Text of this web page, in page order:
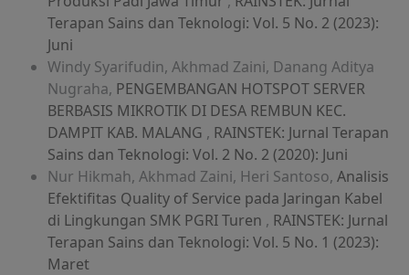
Terapan Sains dan Teknologi: Vol. 5 No. 2 (2023):
Juni
Windy Syarifudin, Akhmad Zaini, Danang Aditya
Nugraha, PENGEMBANGAN HOTSPOT SERVER
BERBASIS MIKROTIK DI DESA REMBUN KEC.
DAMPIT KAB. MALANG , RAINSTEK: Jurnal Terapan
Sains dan Teknologi: Vol. 2 No. 2 (2020): Juni
Nur Hikmah, Akhmad Zaini, Heri Santoso, Analisis
Efektifitas Quality of Service pada Jaringan Kabel
di Lingkungan SMK PGRI Turen , RAINSTEK: Jurnal
Terapan Sains dan Teknologi: Vol. 5 No. 1 (2023):
Maret